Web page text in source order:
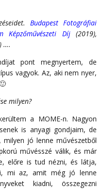
Budapest Fotográfiai
Képzőművészeti Díj(2019),
….
pont megnyertem, de
vagyok. Az, aki nem nyer,
milyen?
a MOME-n. Nagyon
is anyagi gondjaim, de
jó lenne művészetből
művésszé válik, és már
előre is tud nézni, és látja,
mi az, amit még jó lenne
kiadni, összegezni